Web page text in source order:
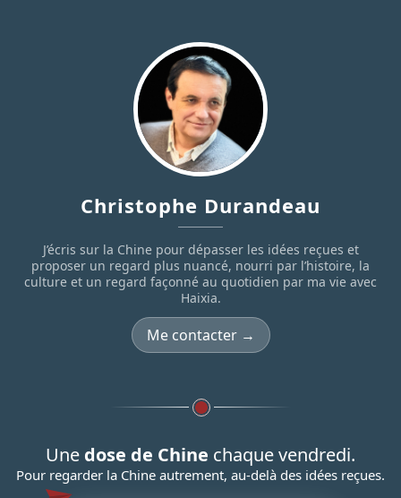
Christophe Durandeau
J’écris sur la Chine pour dépasser les idées reçues et
proposer un regard plus nuancé, nourri par l’histoire, la
culture et un regard façonné au quotidien par ma vie avec
Haixia.
Me contacter →
Une dose de Chine chaque vendredi.
Pour regarder la Chine autrement, au-delà des idées reçues.